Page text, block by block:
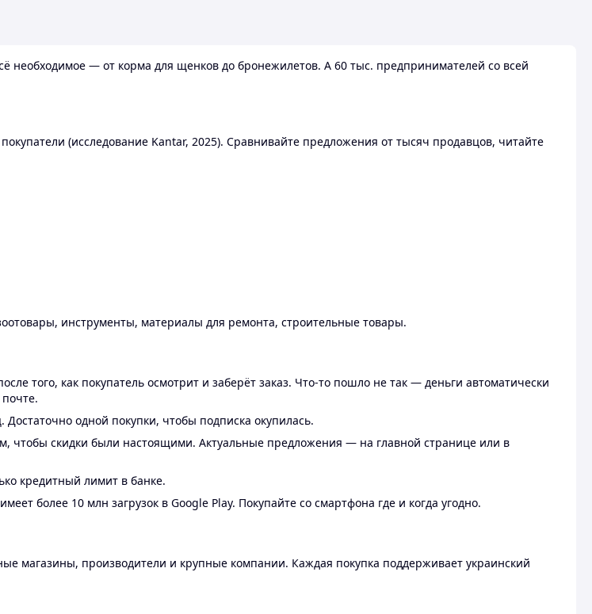
необходимое — от корма для щенков до бронежилетов. А 60 тыс. предпринимателей со всей
(исследование Kantar, 2025). Сравнивайте предложения от тысяч продавцов, читайте
инструменты, материалы для ремонта, строительные товары.
того, как покупатель осмотрит и заберёт заказ. Что-то пошло не так — деньги автоматически
одной покупки, чтобы подписка окупилась.
чтобы скидки были настоящими. Актуальные предложения — на главной странице или в
кредитный лимит в банке.
более 10 млн загрузок в Google Play. Покупайте со смартфона где и когда угодно.
магазины, производители и крупные компании. Каждая покупка поддерживает украинский